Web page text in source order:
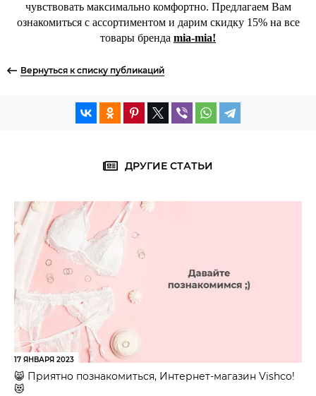
чувствовать максимально комфортно. Предлагаем Вам
ознакомиться с ассортиментом и дарим скидку 15% на все
товары бренда mia-mia!
Вернуться к списку публикаций
ДРУГИЕ СТАТЬИ
17 ЯНВАРЯ 2023
😸 Приятно познакомиться, Интернет-магазин Vishco!
😻